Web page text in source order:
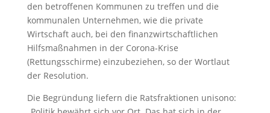
den betroffenen Kommunen zu treffen und die
kommunalen Unternehmen, wie die private
Wirtschaft auch, bei den finanzwirtschaftlichen
Hilfsmaßnahmen in der Corona-Krise
(Rettungsschirme) einzubeziehen, so der Wortlaut
der Resolution.
Die Begründung liefern die Ratsfraktionen unisono: